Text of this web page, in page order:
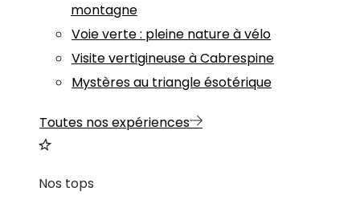
montagne
Voie verte : pleine nature à vélo
Visite vertigineuse à Cabrespine
Mystères au triangle ésotérique
Toutes nos expériences
Nos tops